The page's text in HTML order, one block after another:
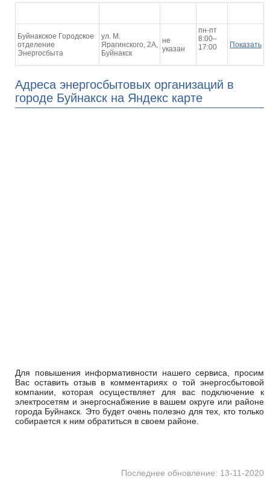
Буйнакское Городское
отделение
Энергосбыта
ул. М.
Ярагинского, 2А,
Буйнакск
не
указан
пн-пт
8:00–
17:00
Показать
Адреса энергосбытовых организаций в
городе Буйнакск на Яндекс карте
Для повышения информативности нашего сервиса, просим
Вас оставить отзыв в комментариях о той энергосбытовой
компании, которая осуществляет для вас подключение к
электросетям и энергоснабжение в вашем округе или районе
города Буйнакск. Это будет очень полезно для тех, кто только
собирается к ним обратиться в своем районе.
Последнее обновление: 13-11-2020